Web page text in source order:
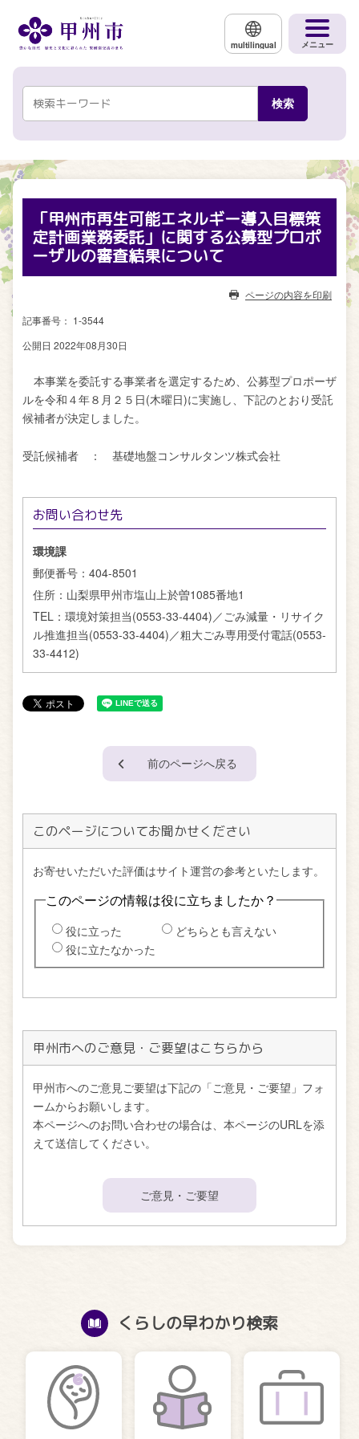
multilingual メニュー
「甲州市再生可能エネルギー導入目標策
定計画業務委託」に関する公募型プロポ
ーザルの審査結果について
ページの内容を印刷
記事番号： 1-3544
公開日 2022年08月30日
本事業を委託する事業者を選定するため、公募型プロポーザ
ルを令和４年８月２５日(木曜日)に実施し、下記のとおり受託
候補者が決定しました。
受託候補者 ： 基礎地盤コンサルタンツ株式会社
お問い合わせ先
環境課
郵便番号： 404-8501
住所： 山梨県甲州市塩山上於曽1085番地1
TEL： 環境対策担当(0553-33-4404)／ごみ減量・リサイク
ル推進担当(0553-33-4404)／粗大ごみ専用受付電話(0553-
33-4412)
前のページへ戻る
このページについてお聞かせください
甲州市へのご意見・ご要望はこちらから
甲州市へのご意見ご要望は下記の「ご意見・ご要望」フォ
ームからお願いします。
本ページへのお問い合わせの場合は、本ページのURLを添
えて送信してください。
ご意見・ご要望
くらしの早わかり検索